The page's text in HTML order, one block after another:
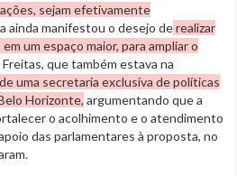
sejam efetivamente
ainda manifestou o desejo derealizar
um espaço maior, para ampliar o
Freitas, que também estava na
uma secretaria exclusiva de políticas
Horizonte, argumentando que a
o acolhimento e o atendimento
das parlamentares à proposta, no